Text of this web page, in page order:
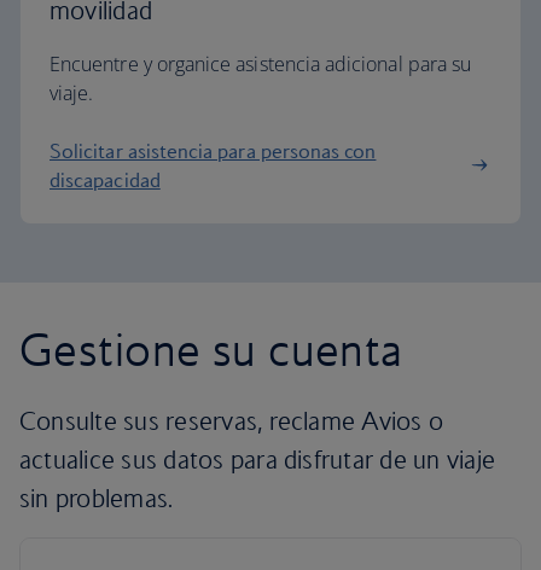
movilidad
Encuentre y organice asistencia adicional para su
viaje.
Solicitar asistencia para personas con
discapacidad
Gestione su cuenta
Consulte sus reservas, reclame Avios o
actualice sus datos para disfrutar de un viaje
sin problemas.